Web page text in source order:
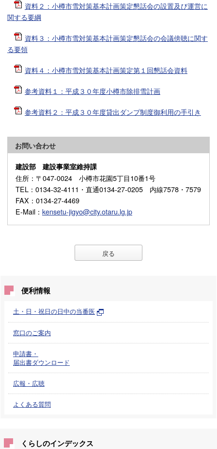
資料２：小樽市雪対策基本計画策定懇話会の設置及び運営に
関する要綱
資料３：小樽市雪対策基本計画策定懇話会の会議傍聴に関す
る要領
資料４：小樽市雪対策基本計画策定第１回懇話会資料
参考資料１：平成３０年度小樽市除排雪計画
参考資料２：平成３０年度貸出ダンプ制度御利用の手引き
お問い合わせ
建設部 建設事業室維持課
住所 ：〒047-0024 小樽市花園5丁目10番1号
TEL ：0134-32-4111・直通0134-27-0205 内線7578・7579
FAX ：0134-27-4469
E-Mail ： kensetu-jigyo@city.otaru.lg.jp
戻る
便利情報
土・日・祝日の日中の当番医
窓口のご案内
申請書・
届出書ダウンロード
広報・広聴
よくある質問
くらしのインデックス